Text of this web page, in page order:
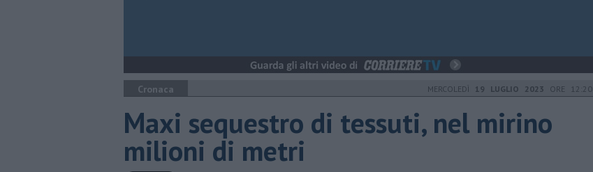
Cronaca MERCOLEDÌ 19 LUGLIO 2023 ORE 12:20
Maxi sequestro di tessuti, nel mirino
milioni di metri